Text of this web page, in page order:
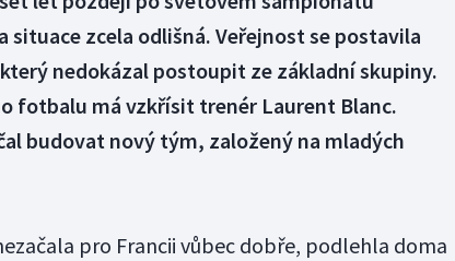
situace zcela odlišná. Veřejnost se postavila
nedokázal postoupit ze základní skupiny.
fotbalu má vzkřísit trenér Laurent Blanc.
budovat nový tým, založený na mladých
pro Francii vůbec dobře, podlehla doma